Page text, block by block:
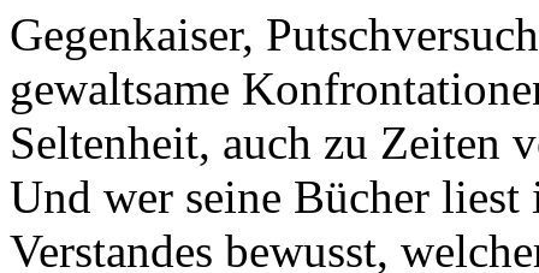
Gegenkaiser,
gewaltsame
Seltenheit, auch zu Zeiten
Und wer seine Bücher liest
Verstandes bewusst,